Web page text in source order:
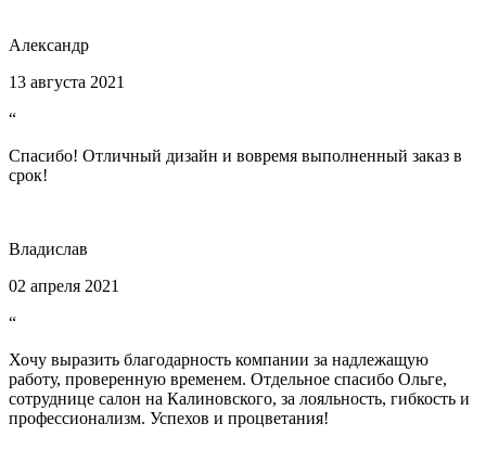
Александр
13 августа 2021
“
Спасибо! Отличный дизайн и вовремя выполненный заказ в
срок!
Владислав
02 апреля 2021
“
Хочу выразить благодарность компании за надлежащую
работу, проверенную временем. Отдельное спасибо Ольге,
сотруднице салон на Калиновского, за лояльность, гибкость и
профессионализм. Успехов и процветания!